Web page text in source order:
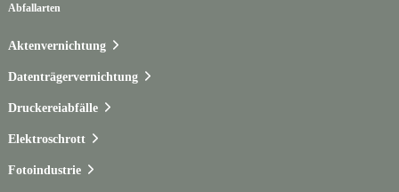
Abfallarten
Aktenvernichtung
Datenträgervernichtung
Druckereiabfälle
Elektroschrott
Fotoindustrie